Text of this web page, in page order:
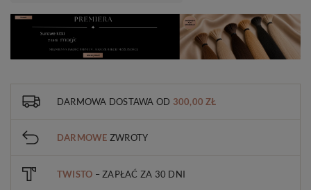
DARMOWA DOSTAWA OD 300,00 ZŁ
DARMOWE ZWROTY
TWISTO – ZAPŁAĆ ZA 30 DNI